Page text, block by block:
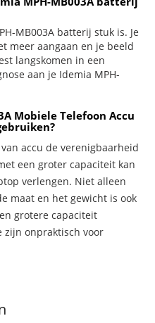
MB003A batterij stuk is. Je
meer aangaan en je beeld
langskomen in een
aan je Idemia MPH-
Mobiele Telefoon Accu
accu de verenigbaarheid
een groter capaciteit kan
verlengen. Niet alleen
maat en het gewicht is ook
grotere capaciteit
zijn onpraktisch voor